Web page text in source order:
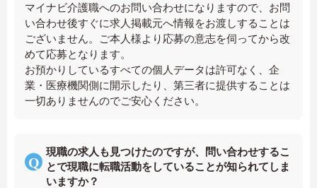
マイナビ介護職へのお問い合わせになりますので、お問
い合わせ後すぐに求人掲載元へ情報をお渡しすることは
ございません。ご本人様より応募の意志を伺ってから改
めて応募となります。
お預かりしているすべての個人データは許可なく、企
業・医療機関側に開示したり、第三者に提供することは
一切ありませんのでご安心ください。
現職の求人も見つけたのですが、問い合わせするこ
とで現職に転職活動をしていることが知られてしま
いますか？